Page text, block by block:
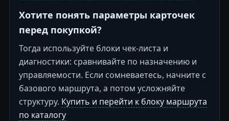
Хотите понять параметры карточек
перед покупкой?
Тогда используйте блоки чек-листа и
диагностики: сравнивайте по назначению и
управляемости. Если сомневаетесь, начните с
базового маршрута, а потом усложняйте
структуру. Купить и перейти к блоку маршрута
по каталогу